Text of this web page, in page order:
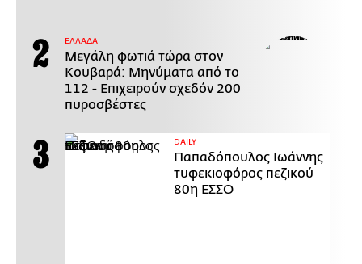
ΕΛΛΑΔΑ
Μεγάλη φωτιά τώρα στον
Κουβαρά: Μηνύματα από το
112 - Επιχειρούν σχεδόν 200
πυροσβέστες
DAILY
Παπαδόπουλος Ιωάννης
τυφεκιοφόρος πεζικού
80η ΕΣΣΟ